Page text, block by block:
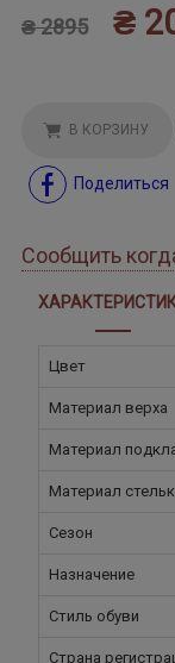
₴ 2895 ₴
В КОРЗИНУ
Поделиться
Сообщить
Цвет
Материал верха
Материал
Материал
Сезон
Назначение
Стиль обуви
Страна